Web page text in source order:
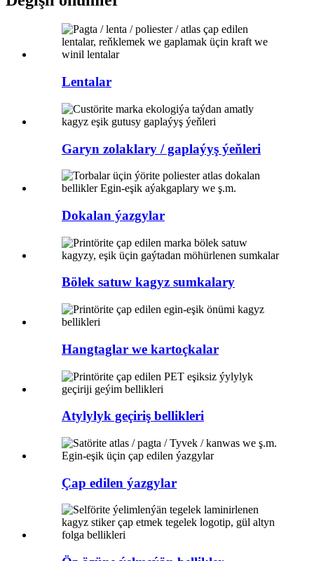
Lentalar
Garyn zolaklary / gaplaýyş ýeňleri
Dokalan ýazgylar
Bölek satuw kagyz sumkalary
Hangtaglar we kartoçkalar
Atylylyk geçiriş bellikleri
Çap edilen ýazgylar